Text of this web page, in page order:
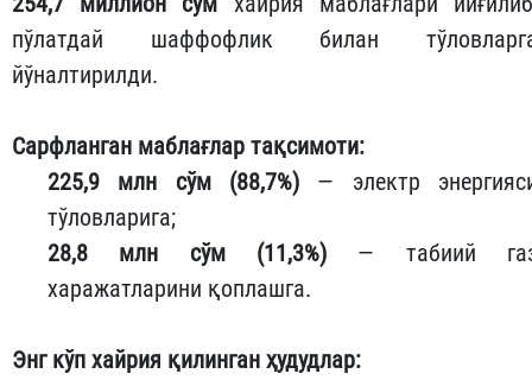
пўлатдай шаффофлик билан
йўналтирилди.
Сарфланган маблағлар тақсимоти:
225,9 млн сўм (88,7%) — электр
тўловларига;
28,8 млн сўм (11,3%) — табиий
харажатларини қоплашга.
Энг кўп хайрия қилинган ҳудудлар: